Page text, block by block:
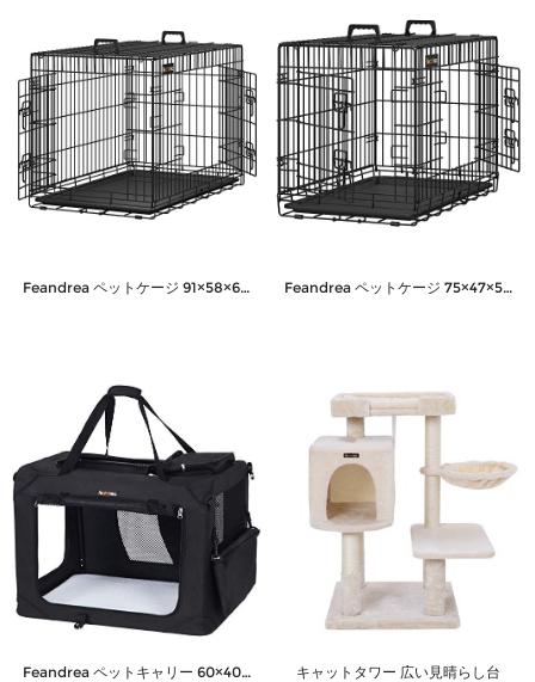
Feandrea ペットケージ 91×58×64cm 犬ケージ ペットハウス 出入り口2つ 室内外兼用 折り畳み可 NPPD36H Feandrea ペットケージ 75×47×54cm 室内外兼用 犬 猫 トレー付き 折り畳み式 持ち手付き 移動便利 猫のゲージ NPPD30H
Feandrea ペットキャリー 60×40×40cm 変形しない犬用キャリー 折りたたむ 4面メッシュ 通気性抜群 NPDC60H ブラック キャットタワー 広い見晴らし台